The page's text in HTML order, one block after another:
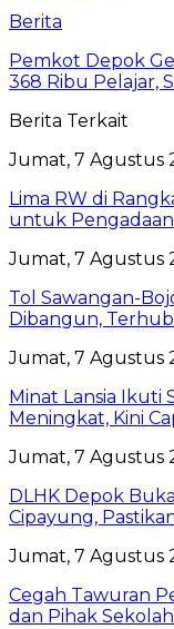
Berita
Pemkot Depok
368 Ribu Pelajar,
Berita Terkait
Jumat, 7 Agustus
Lima RW di
untuk
Jumat, 7 Agustus
Tol Sawangan-
Dibangun,
Jumat, 7 Agustus
Minat Lansia Ikuti
Meningkat, Kini
Jumat, 7 Agustus
DLHK Depok
Cipayung,
Jumat, 7 Agustus
Cegah Tawuran
dan Pihak